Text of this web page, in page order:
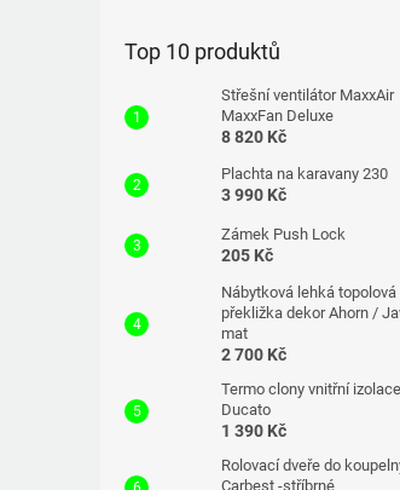
Top 10 produktů
Střešní ventilátor MaxxAir
MaxxFan Deluxe
8 820 Kč
Plachta na karavany 230
3 990 Kč
Zámek Push Lock
205 Kč
Nábytková lehká topolová
překližka dekor Ahorn /
mat
2 700 Kč
Termo clony vnitřní
Ducato
1 390 Kč
Rolovací dveře do
Carbest -stříbrné